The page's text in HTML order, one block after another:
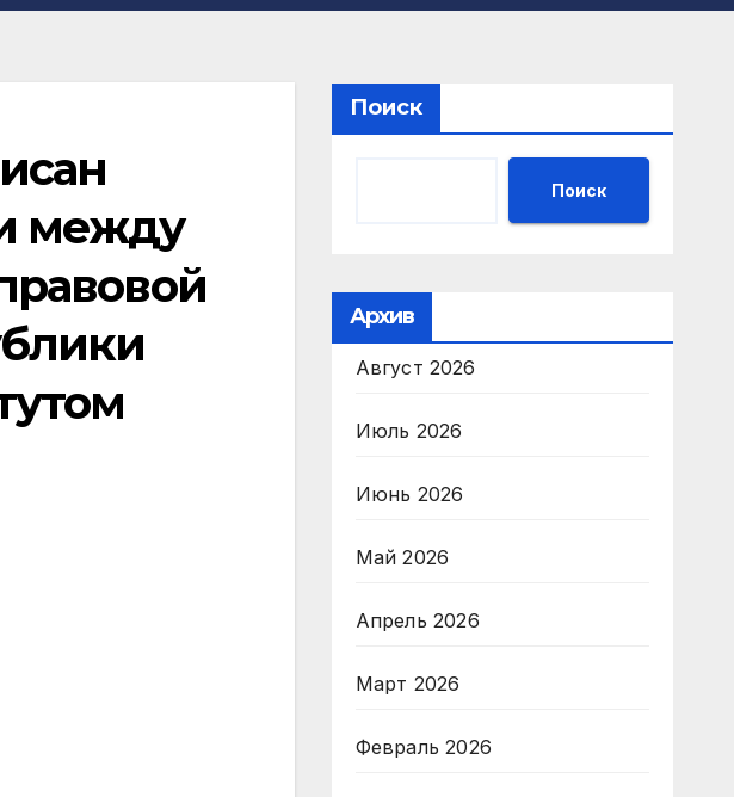
между
Поиск
Поиск
Архив
Август 2026
Июль 2026
Июнь 2026
Май 2026
Апрель 2026
Март 2026
Февраль 2026